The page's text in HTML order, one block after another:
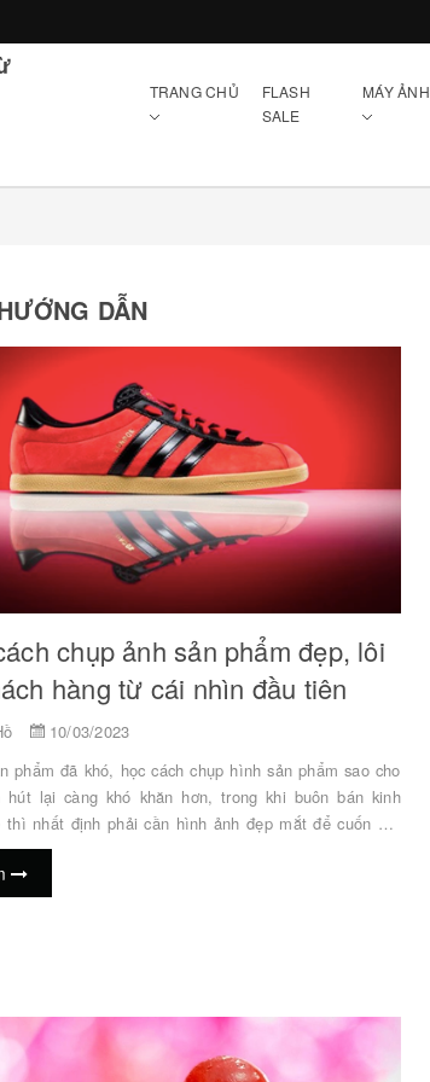
TRANG CHỦ
FLASH
SALE
MÁY ẢNH
DẪN
chụp ảnh sản phẩm đẹp, lôi
hàng từ cái nhìn đầu tiên
10/03/2023
phẩm đã khó, học cách chụp hình sản phẩm sao cho
hút lại càng khó khăn hơn, trong khi buôn bán kinh
thì nhất định phải cần hình ảnh đẹp mắt để cuốn hút
shop bán hàng online hiện nay vẫn chơi bài lấy
về làm ảnh mẫu cho sản phẩm của mình. Tuyệt đối
chất lượng, phong cách sẽ không đồng nhất, đôi khi